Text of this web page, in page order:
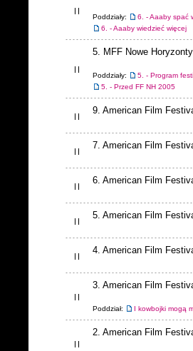
Poddziały: 6. - Aaaby spać
6. - Aaaby wiedzieć więcej
5. MFF Nowe
Poddziały: 5. - Program
5. - Przed FF NH 2005
9. American Film
7. American Film
6. American Film
5. American Film
4. American Film
3. American Film
Poddział: I kowbojki mogą
2. American Film